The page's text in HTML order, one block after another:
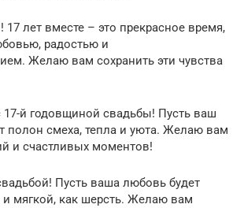
лет вместе – это прекрасное время,
радостью и
Желаю вам сохранить эти чувства
й годовщиной свадьбы! Пусть ваш
полон смеха, тепла и уюта. Желаю вам
и счастливых моментов!
Пусть ваша любовь будет
и мягкой, как шерсть. Желаю вам